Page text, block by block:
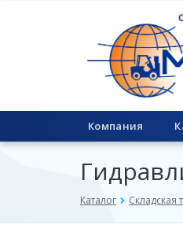
Компания
Каталог Складская